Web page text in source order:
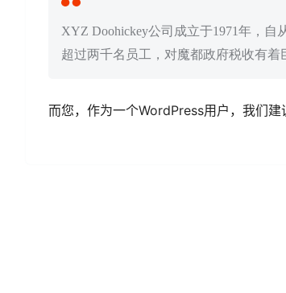
XYZ Doohickey公司成立于1971年，
超过两千名员工，对魔都政府税收有着
而您，作为一个WordPress用户，我们建